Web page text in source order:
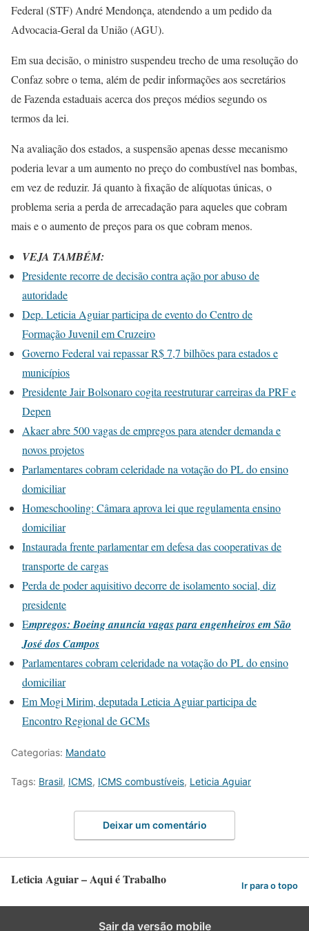
Federal (STF) André Mendonça, atendendo a um pedido da
Advocacia-Geral da União (AGU).
Em sua decisão, o ministro suspendeu trecho de uma resolução do
Confaz sobre o tema, além de pedir informações aos secretários
de Fazenda estaduais acerca dos preços médios segundo os
termos da lei.
Na avaliação dos estados, a suspensão apenas desse mecanismo
poderia levar a um aumento no preço do combustível nas bombas,
em vez de reduzir. Já quanto à fixação de alíquotas únicas, o
problema seria a perda de arrecadação para aqueles que cobram
mais e o aumento de preços para os que cobram menos.
VEJA TAMBÉM:
Presidente recorre de decisão contra ação por abuso de
autoridade
Dep. Leticia Aguiar participa de evento do Centro de
Formação Juvenil em Cruzeiro
Governo Federal vai repassar R$ 7,7 bilhões para estados e
municípios
Presidente Jair Bolsonaro cogita reestruturar carreiras da PRF e
Depen
Akaer abre 500 vagas de empregos para atender demanda e
novos projetos
Parlamentares cobram celeridade na votação do PL do ensino
domiciliar
Homeschooling: Câmara aprova lei que regulamenta ensino
domiciliar
Instaurada frente parlamentar em defesa das cooperativas de
transporte de cargas
Perda de poder aquisitivo decorre de isolamento social, diz
presidente
Empregos: Boeing anuncia vagas para engenheiros em São
José dos Campos
Parlamentares cobram celeridade na votação do PL do ensino
domiciliar
Em Mogi Mirim, deputada Leticia Aguiar participa de
Encontro Regional de GCMs
Categorias: Mandato
Tags: Brasil, ICMS, ICMS combustíveis, Leticia Aguiar
Deixar um comentário
Leticia Aguiar – Aqui é Trabalho Ir para o topo
Sair da versão mobile